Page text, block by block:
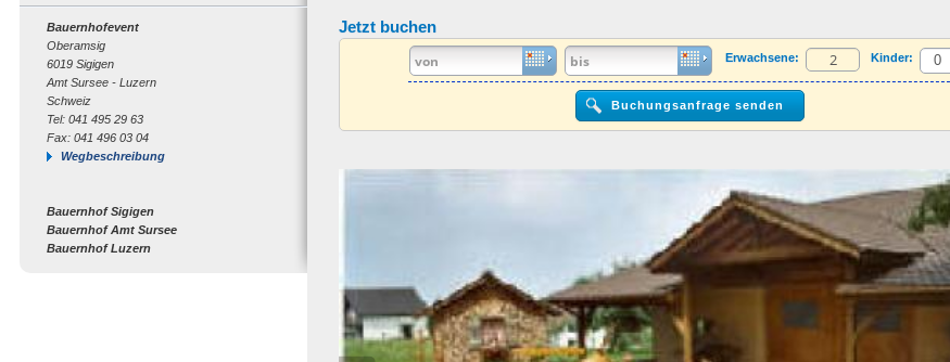
Jetzt buchen
Erwachsene: Kinder:
Bauernhofevent
Oberamsig
6019 Sigigen
Amt Sursee - Luzern
Schweiz
Tel: 041 495 29 63
Fax: 041 496 03 04
Wegbeschreibung
Bauernhof Sigigen
Bauernhof Amt Sursee
Bauernhof Luzern